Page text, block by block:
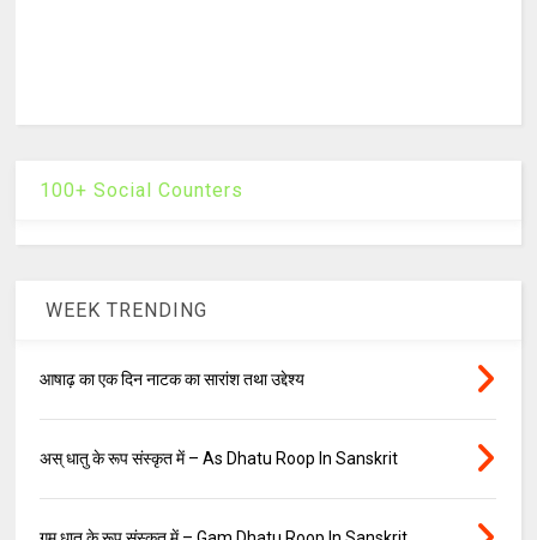
100+ Social Counters
WEEK TRENDING
आषाढ़ का एक दिन नाटक का सारांश तथा उद्देश्य
अस् धातु के रूप संस्कृत में – As Dhatu Roop In Sanskrit